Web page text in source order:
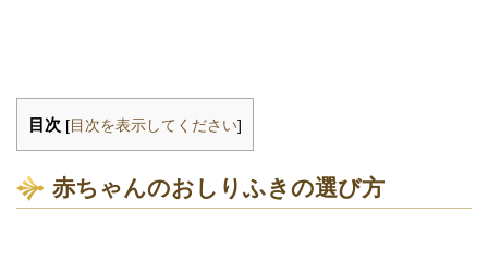
目次 [ 目次を表示してください]
赤ちゃんのおしりふきの選び方